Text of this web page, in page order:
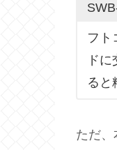
フト
ド
ると
ただ